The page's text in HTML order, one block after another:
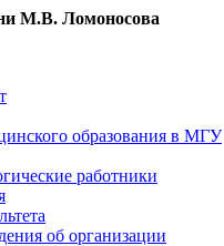
М.В. Ломоносова
образования в МГУ
работники
об организации